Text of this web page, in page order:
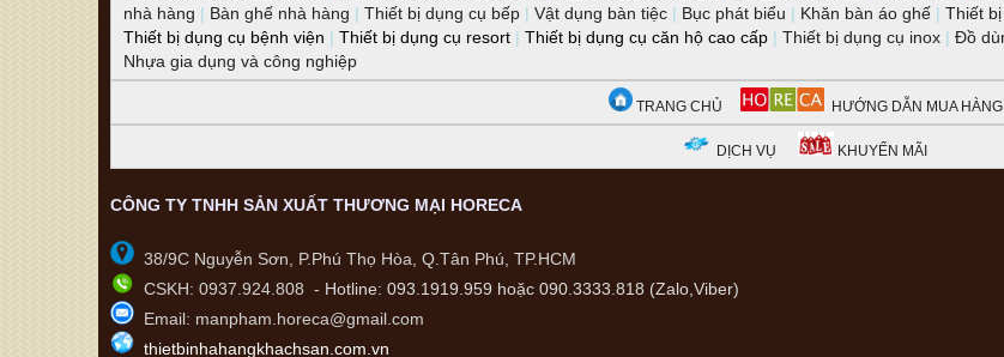
nhà hàng | Bàn ghế nhà hàng | Thiết bị dụng cụ bếp | Vật dụng bàn tiệc | Bục phát biểu | Khăn bàn áo ghế | Thiết
Thiết bị dụng cụ bệnh viện | Thiết bị dụng cụ resort | Thiết bị dụng cụ căn hộ cao cấp | Thiết bị dụng cụ inox | Đồ
Nhựa gia dụng và công nghiệp
TRANG CHỦ HƯỚNG DẪN MUA HÀNG
DỊCH VỤ KHUYẾN MÃI
CÔNG TY TNHH SẢN XUẤT THƯƠNG MẠI HORECA
38/9C Nguyễn Sơn, P.Phú Thọ Hòa, Q.Tân Phú, TP.HCM
CSKH: 0937.924.808 - Hotline: 093.1919.959 hoặc 090.3333.818 (Zalo,Viber)
Email: manpham.horeca@gmail.com
thietbinhahangkhachsan.com.vn